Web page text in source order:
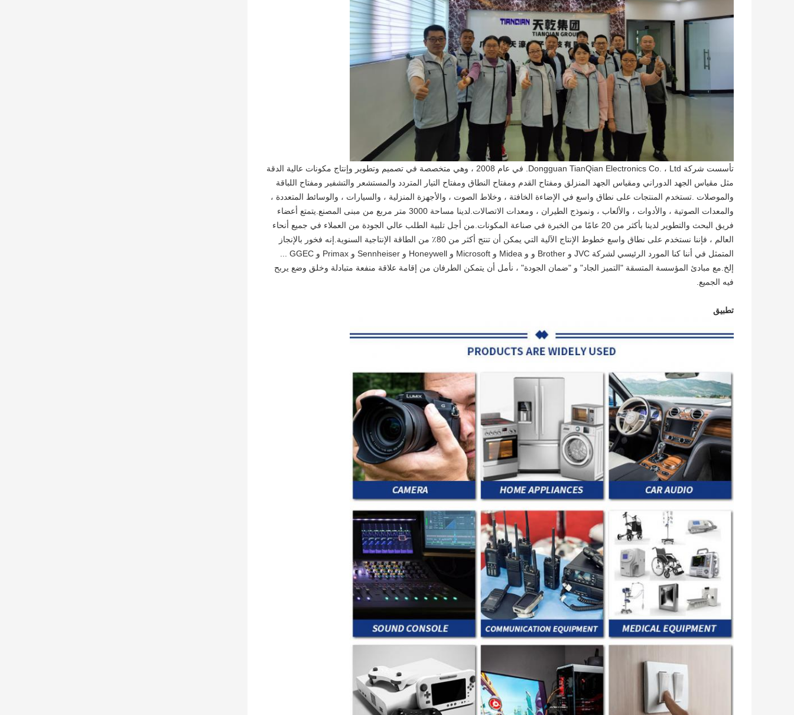
تأسست شركة Dongguan TianQian Electronics Co. ، Ltd. في عام 2008 ، وهي متخصصة في تصميم وتطوير وإنتاج مكونات عالية الدقة
مثل مقياس الجهد الدوراني ومقياس الجهد المنزلق ومفتاح القدم ومفتاح النطاق ومفتاح التيار المتردد والمستشعر والتشفير ومفتاح اللباقة
والموصلات .تستخدم المنتجات على نطاق واسع في الإضاءة الخافتة ، وخلاط الصوت ، والأجهزة المنزلية ، والسيارات ، والوسائط المتعددة ،
والمعدات الصوتية ، والأدوات ، والألعاب ، ونموذج الطيران ، ومعدات الاتصالات.لدينا مساحة 3000 متر مربع من مبنى المصنع.يتمتع أعضاء
فريق البحث والتطوير لدينا بأكثر من 20 عامًا من الخبرة في صناعة المكونات.من أجل تلبية الطلب عالي الجودة من العملاء في جميع أنحاء
العالم ، فإننا نستخدم على نطاق واسع خطوط الإنتاج الآلية التي يمكن أن تنتج أكثر من 80٪ من الطاقة الإنتاجية السنوية.إنه فخور بالإنجاز
المتمثل في أننا كنا المورد الرئيسي لشركة JVC و Brother و و Midea و Microsoft و Honeywell و Sennheiser و Primax و GGEC ...
إلخ.مع مبادئ المؤسسة المتسقة "التميز الجاد" و "ضمان الجودة" ، نأمل أن يتمكن الطرفان من إقامة علاقة منفعة متبادلة وخلق وضع يربح
فيه الجميع.
تطبيق